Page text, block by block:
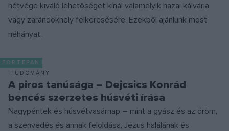
hétvége kiváló lehetőséget kínál valamelyik hazai kálvária
vagy zarándokhely felkeresésére. Ezekből ajánlunk most
néhányat.
FORTEPAN
TUDOMÁNY
A piros tanúsága – Dejcsics Konrád
bencés szerzetes húsvéti írása
Nagypéntek és húsvétvasárnap – mint a gyász és az öröm,
a szenvedés és annak feloldása, Jézus halálának és